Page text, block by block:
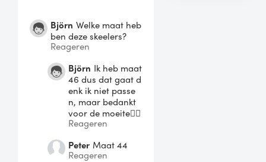
Björn Welke maat heb
ben deze skeelers?
Reageren
Björn Ik heb maat
46 dus dat gaat d
enk ik niet passe
n, maar bedankt
voor de moeite👍🏻
Reageren
Peter Maat 44
Reageren